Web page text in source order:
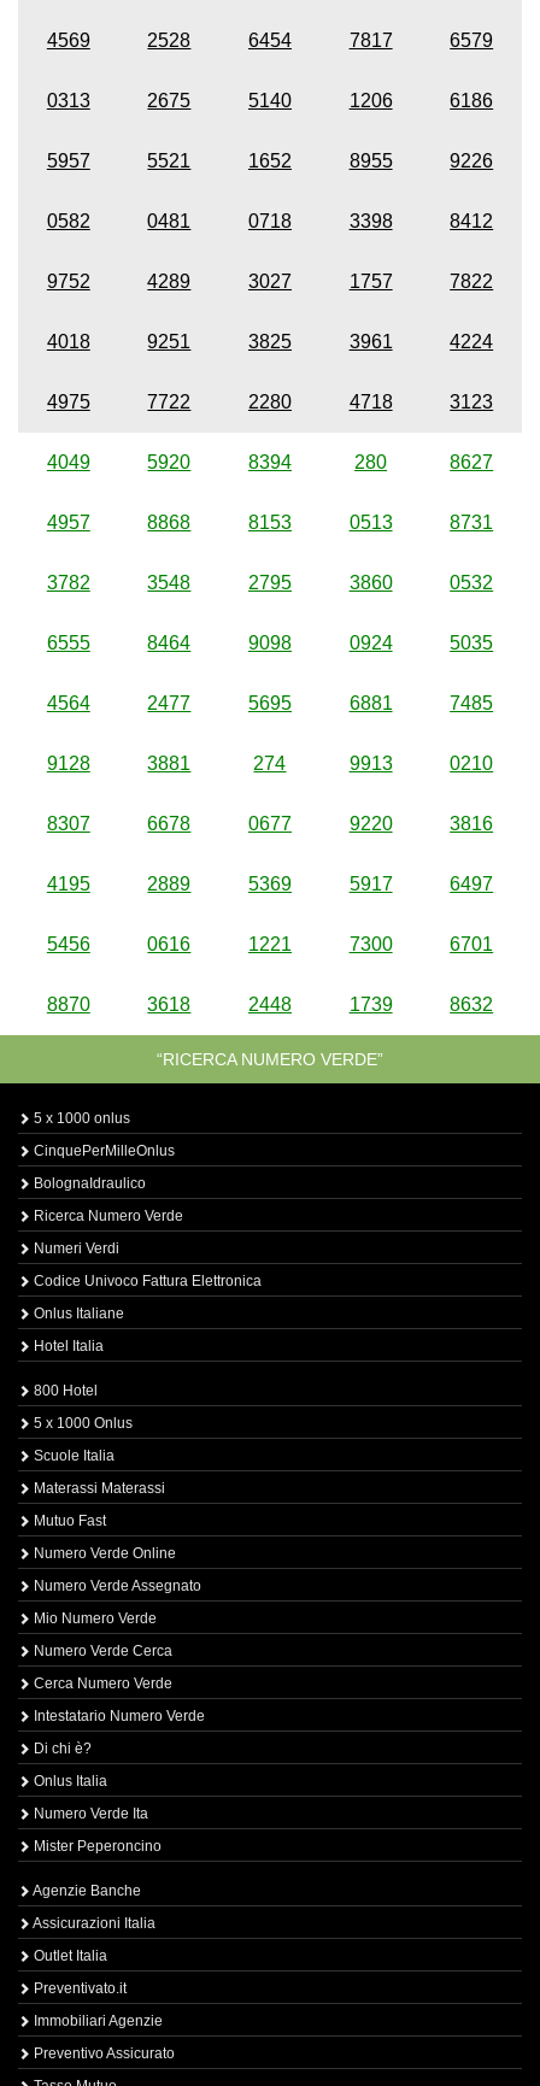
4569 2528 6454 7817 6579
0313 2675 5140 1206 6186
5957 5521 1652 8955 9226
0582 0481 0718 3398 8412
9752 4289 3027 1757 7822
4018 9251 3825 3961 4224
4975 7722 2280 4718 3123
4049 5920 8394 280 8627
4957 8868 8153 0513 8731
3782 3548 2795 3860 0532
6555 8464 9098 0924 5035
4564 2477 5695 6881 7485
9128 3881 274 9913 0210
8307 6678 0677 9220 3816
4195 2889 5369 5917 6497
5456 0616 1221 7300 6701
8870 3618 2448 1739 8632
“RICERCA NUMERO VERDE”
5 x 1000 onlus
CinquePerMilleOnlus
BolognaIdraulico
Ricerca Numero Verde
Numeri Verdi
Codice Univoco Fattura Elettronica
Onlus Italiane
Hotel Italia
800 Hotel
5 x 1000 Onlus
Scuole Italia
Materassi Materassi
Mutuo Fast
Numero Verde Online
Numero Verde Assegnato
Mio Numero Verde
Numero Verde Cerca
Cerca Numero Verde
Intestatario Numero Verde
Di chi è?
Onlus Italia
Numero Verde Ita
Mister Peperoncino
Agenzie Banche
Assicurazioni Italia
Outlet Italia
Preventivato.it
Immobiliari Agenzie
Preventivo Assicurato